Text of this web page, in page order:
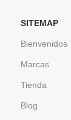
SITEMAP
Bienvenidos
Marcas
Tienda
Blog